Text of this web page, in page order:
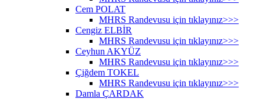
Cem POLAT
MHRS Randevusu için tıklayınız>>>
Cengiz ELBİR
MHRS Randevusu için tıklayınız>>>
Ceyhun AKYÜZ
MHRS Randevusu için tıklayınız>>>
Çiğdem TOKEL
MHRS Randevusu için tıklayınız>>>
Damla ÇARDAK